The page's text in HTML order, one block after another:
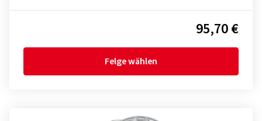
95,70 €
Felge wählen